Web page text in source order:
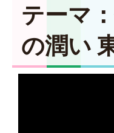
テーマ
の潤い